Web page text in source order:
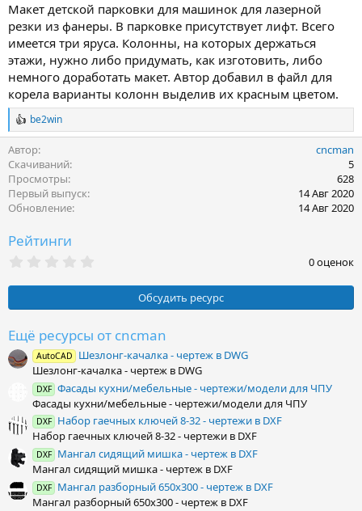
Макет детской парковки для машинок для лазерной
резки из фанеры. В парковке присутствует лифт. Всего
имеется три яруса. Колонны, на которых держаться
этажи, нужно либо придумать, как изготовить, либо
немного доработать макет. Автор добавил в файл для
корела варианты колонн выделив их красным цветом.
Р
е
а
к
ц
и
и
:
be2win
Автор
cncman
Скачиваний
5
Просмотры
628
Первый выпуск
14 Авг 2020
Обновление
14 Авг 2020
Рейтинги
0
з
ё
з
д
0 оценок
Обсудить ресурс
Ещё ресурсы от cncman
AutoCAD
Шезлонг-качалка - чертеж в DWG
Шезлонг-качалка - чертеж в DWG
DXF Фасады кухни/мебельные - чертежи/модели для ЧПУ
Фасады кухни/мебельные - чертежи/модели для ЧПУ
DXF Набор гаечных ключей 8-32 - чертежи в DXF
Набор гаечных ключей 8-32 - чертежи в DXF
DXF Мангал сидящий мишка - чертеж в DXF
Мангал сидящий мишка - чертеж в DXF
DXF Мангал разборный 650х300 - чертеж в DXF
Мангал разборный 650х300 - чертеж в DXF